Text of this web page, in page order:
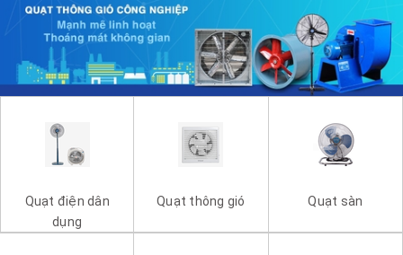
Quạt điện dân
dụng
Quạt thông gió Quạt sàn